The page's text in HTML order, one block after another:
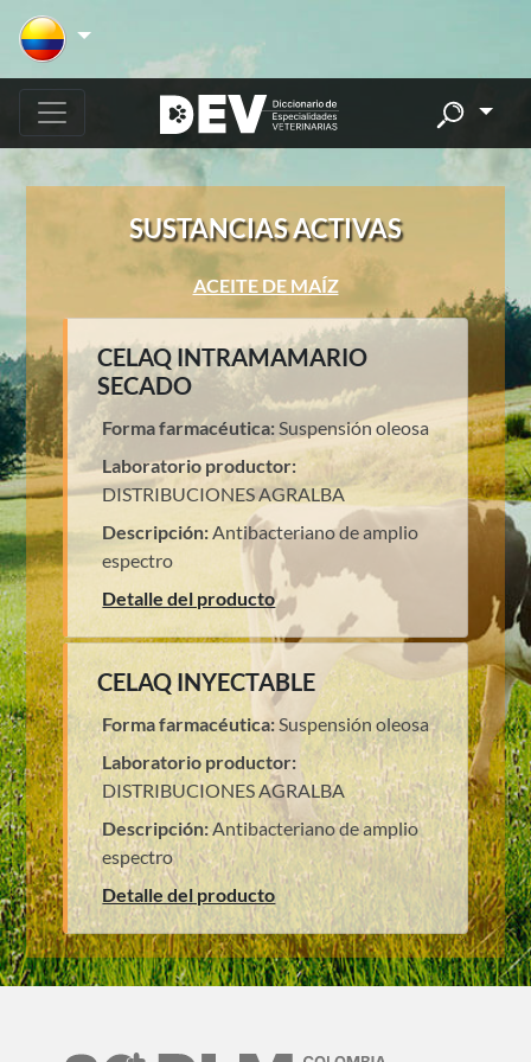
SUSTANCIAS ACTIVAS
ACEITE DE MAÍZ
CELAQ INTRAMAMARIO
SECADO
Forma farmacéutica:Suspensión oleosa
Laboratorio productor:
DISTRIBUCIONES AGRALBA
Descripción:Antibacteriano de amplio
espectro
Detalle del producto
CELAQ INYECTABLE
Forma farmacéutica:Suspensión oleosa
Laboratorio productor:
DISTRIBUCIONES AGRALBA
Descripción:Antibacteriano de amplio
espectro
Detalle del producto